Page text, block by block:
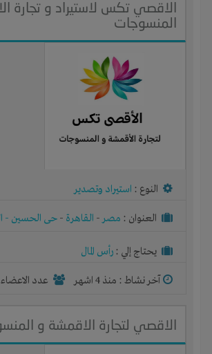
الاقصي تكس لاستيراد و تجارة
المنسوجات
النوع : استيراد وتصدير
العنوان : مصر- القاهرة - حى الحسين -
يحتاج إلي : رأس المال
آخر نشاط : منذ 4 اشهر عدد الاعضاء : 0
الاقصي لتجارة الاقمشة و